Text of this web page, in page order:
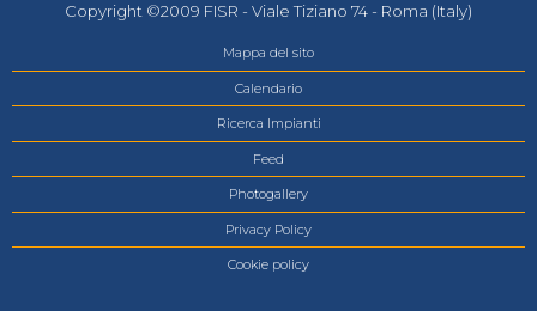
Copyright ©2009 FISR - Viale Tiziano 74 - Roma (Italy)
Mappa del sito
Calendario
Ricerca Impianti
Feed
Photogallery
Privacy Policy
Cookie policy